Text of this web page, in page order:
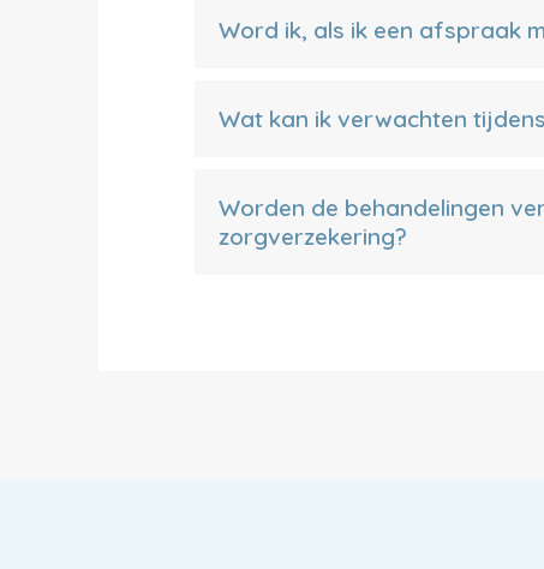
Word ik, als ik een afspraak
Wat kan ik verwachten
Worden de behandelingen
zorgverzekering?